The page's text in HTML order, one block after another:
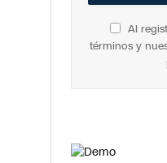
Al
términos y